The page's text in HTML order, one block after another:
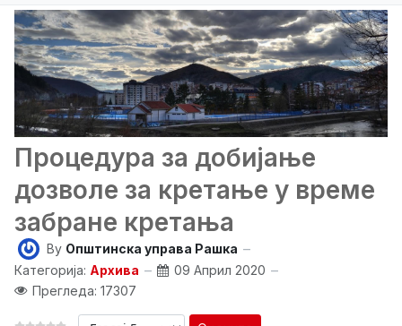
Процедура за добијање
дозволе за кретање у време
забране кретања
By Општинска управа Рашка
Категорија: Архива
09 Април 2020
Прегледа: 17307